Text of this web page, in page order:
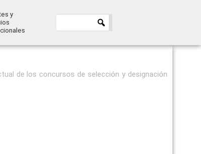
y
de los concursos de selección y designación